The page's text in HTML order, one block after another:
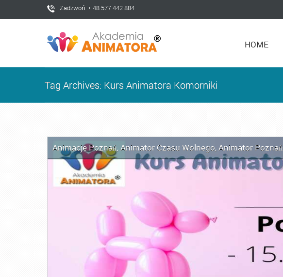
Zadzwoń + 48 577 442 884
HOME
Tag Archives: Kurs Animatora Komorniki
Animacje Poznań,Animator Czasu Wolnego,Animator Poznań